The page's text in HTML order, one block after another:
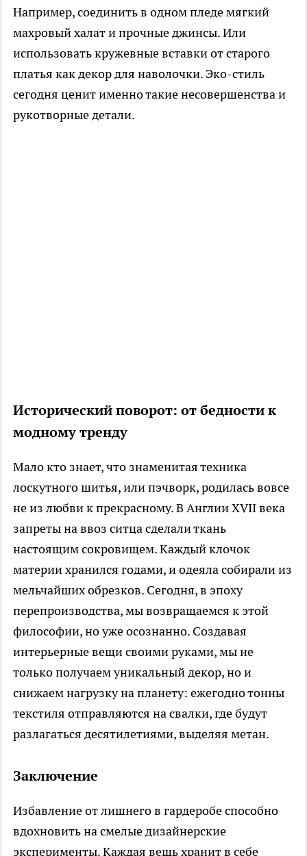
Например, соединить в одном пледе мягкий
махровый халат и прочные джинсы. Или
использовать кружевные вставки от старого
платья как декор для наволочки. Эко-стиль
сегодня ценит именно такие несовершенства и
рукотворные детали.
Исторический поворот: от бедности к
модному тренду
Мало кто знает, что знаменитая техника
лоскутного шитья, или пэчворк, родилась вовсе
не из любви к прекрасному. В Англии XVII века
запреты на ввоз ситца сделали ткань
настоящим сокровищем. Каждый клочок
материи хранился годами, и одеяла собирали из
мельчайших обрезков. Сегодня, в эпоху
перепроизводства, мы возвращаемся к этой
философии, но уже осознанно. Создавая
интерьерные вещи своими руками, мы не
только получаем уникальный декор, но и
снижаем нагрузку на планету: ежегодно тонны
текстиля отправляются на свалки, где будут
разлагаться десятилетиями, выделяя метан.
Заключение
Избавление от лишнего в гардеробе способно
вдохновить на смелые дизайнерские
эксперименты. Каждая вещь хранит в себе